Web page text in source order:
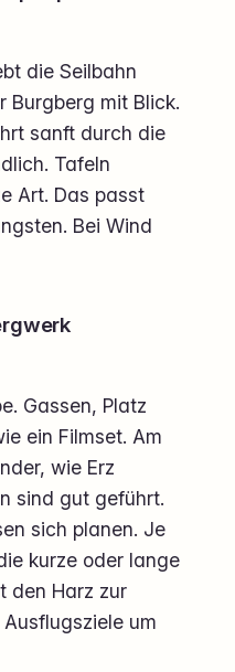
die Seilbahn
Burgberg mit Blick.
sanft durch die
Tafeln
Art. Das passt
Bei Wind
Gassen, Platz
ein Filmset. Am
wie Erz
sind gut geführt.
sich planen. Je
kurze oder lange
den Harz zur
um